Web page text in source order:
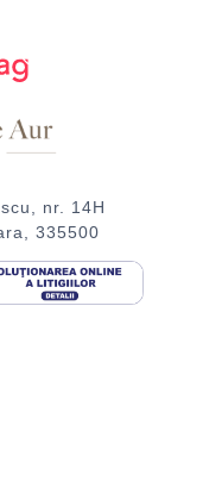
nr. 14H
335500